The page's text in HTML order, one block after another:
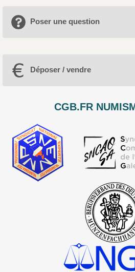
Poser une question
Déposer / vendre
CGB.FR